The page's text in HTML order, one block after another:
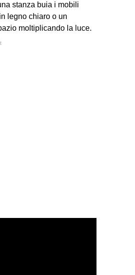
stanza buia i mobili
legno chiaro o un
moltiplicando la luce.